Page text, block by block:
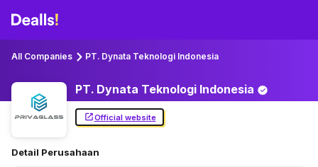
All Companies PT. Dynata Teknologi Indonesia
PT. Dynata Teknologi Indonesia
Official website
Detail Perusahaan